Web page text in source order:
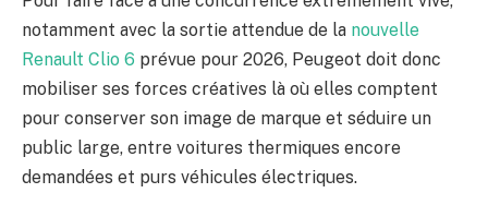
notamment avec la sortie attendue de la nouvelle
Renault Clio 6 prévue pour 2026, Peugeot doit donc
mobiliser ses forces créatives là où elles comptent
pour conserver son image de marque et séduire un
public large, entre voitures thermiques encore
demandées et purs véhicules électriques.